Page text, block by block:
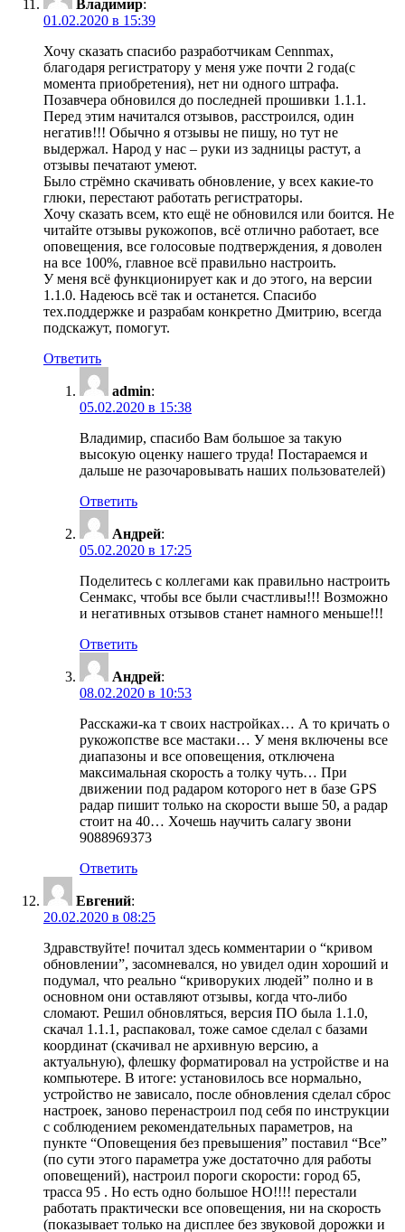
Владимир:
01.02.2020 в 15:39
Хочу сказать спасибо разработчикам Cennmax,
благодаря регистратору у меня уже почти 2 года(с
момента приобретения), нет ни одного штрафа.
Позавчера обновился до последней прошивки 1.1.1.
Перед этим начитался отзывов, расстроился, один
негатив!!! Обычно я отзывы не пишу, но тут не
выдержал. Народ у нас – руки из задницы растут, а
отзывы печатают умеют.
Было стрёмно скачивать обновление, у всех какие-то
глюки, перестают работать регистраторы.
Хочу сказать всем, кто ещё не обновился или боится. Не
читайте отзывы рукожопов, всё отлично работает, все
оповещения, все голосовые подтверждения, я доволен
на все 100%, главное всё правильно настроить.
У меня всё функционирует как и до этого, на версии
1.1.0. Надеюсь всё так и останется. Спасибо
тех.поддержке и разрабам конкретно Дмитрию, всегда
подскажут, помогут.
Ответить
admin:
05.02.2020 в 15:38
Владимир, спасибо Вам большое за такую
высокую оценку нашего труда! Постараемся и
дальше не разочаровывать наших пользователей)
Ответить
Андрей:
05.02.2020 в 17:25
Поделитесь с коллегами как правильно настроить
Сенмакс, чтобы все были счастливы!!! Возможно
и негативных отзывов станет намного меньше!!!
Ответить
Андрей:
08.02.2020 в 10:53
Расскажи-ка т своих настройках… А то кричать о
рукожопстве все мастаки… У меня включены все
диапазоны и все оповещения, отключена
максимальная скорость а толку чуть… При
движении под радаром которого нет в базе GPS
радар пишит только на скорости выше 50, а радар
стоит на 40… Хочешь научить салагу звони
9088969373
Ответить
Евгений:
20.02.2020 в 08:25
Здравствуйте! почитал здесь комментарии о “кривом
обновлении”, засомневался, но увидел один хороший и
подумал, что реально “криворуких людей” полно и в
основном они оставляют отзывы, когда что-либо
сломают. Решил обновляться, версия ПО была 1.1.0,
скачал 1.1.1, распаковал, тоже самое сделал с базами
координат (скачивал не архивную версию, а
актуальную), флешку форматировал на устройстве и на
компьютере. В итоге: установилось все нормально,
устройство не зависало, после обновления сделал сброс
настроек, заново перенастроил под себя по инструкции
с соблюдением рекомендательных параметров, на
пункте “Оповещения без превышения” поставил “Все”
(по сути этого параметра уже достаточно для работы
оповещений), настроил пороги скорости: город 65,
трасса 95 . Но есть одно большое НО!!!! перестали
работать практически все оповещения, ни на скорость
(показывает только на дисплее без звуковой дорожки и